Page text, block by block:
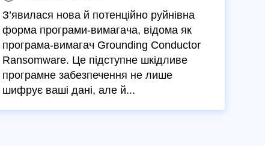
З’явилася нова й потенційно руйнівна
форма програми-вимагача, відома як
програма-вимагач Grounding Conductor
Ransomware. Це підступне шкідливе
програмне забезпечення не лише
шифрує ваші дані, але й...